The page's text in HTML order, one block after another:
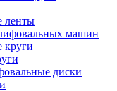
ленты
машин
круги
диски